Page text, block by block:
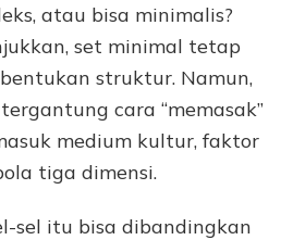
atau bisa minimalis?
set minimal tetap
struktur. Namun,
cara “memasak”
medium kultur, faktor
tiga dimensi.
sel itu bisa dibandingkan